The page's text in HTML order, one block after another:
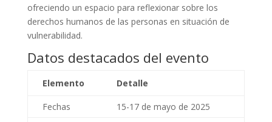
ofreciendo un espacio para reflexionar sobre los
derechos humanos de las personas en situación de
vulnerabilidad.
Datos destacados del evento
Elemento Detalle
Fechas
15-17 de mayo de 2025